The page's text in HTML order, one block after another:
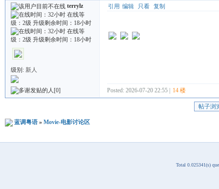
terrylz
级别: 新人
[0]
引用 编辑 只看 复制
Posted: 2026-07-20 22:55 | 14 楼
帖子浏
蓝调粤语» Movie-电影讨论区
Total 0.025341(s)